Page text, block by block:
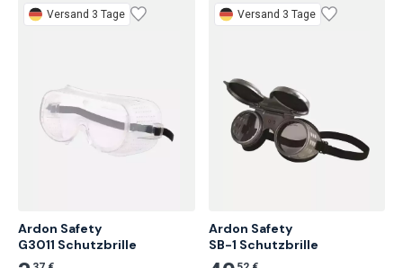
Versand 3 Tage
Ardon Safety
G3011 Schutzbrille
Versand 3 Tage
Ardon Safety
SB-1 Schutzbrille